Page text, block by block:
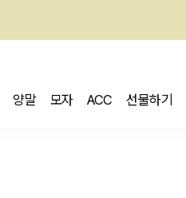
양말 모자 ACC 선물하기